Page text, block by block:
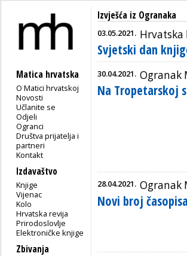
Matica hrvatska
O Matici hrvatskoj
Novosti
Učlanite se
Odjeli
Ogranci
Društva prijatelja i
partneri
Kontakt
Izdavaštvo
Knjige
Vijenac
Kolo
Hrvatska revija
Prirodoslovlje
Elektroničke knjige
Zbivanja
Izvješća iz Ogranaka
03.05.2021. Hrvatska
Svjetski dan
30.04.2021. Ogranak
Na Tropetarskoj
28.04.2021. Ogranak
Novi broj